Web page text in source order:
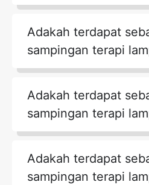
Adakah terdapat
sampingan terapi
Adakah terdapat
sampingan terapi
Adakah terdapat
sampingan terapi